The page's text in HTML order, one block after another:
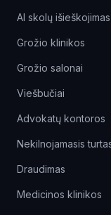
AI skolų išieškojimas
Grožio klinikos
Grožio salonai
Viešbučiai
Advokatų kontoros
Nekilnojamasis
Draudimas
Medicinos klinikos